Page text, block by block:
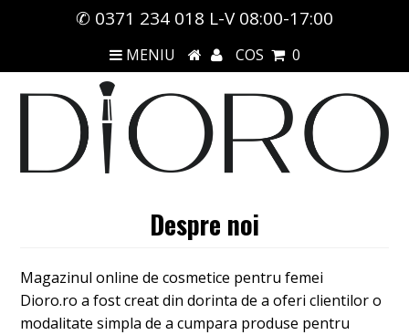
✆ 0371 234 018 L-V 08:00-17:00
MENIU COS 0
Despre noi
Magazinul online de cosmetice pentru femei
Dioro.ro a fost creat din dorinta de a oferi clientilor o
modalitate simpla de a cumpara produse pentru